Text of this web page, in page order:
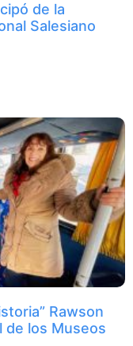
de la
Salesiano
Rawson
de los Museos